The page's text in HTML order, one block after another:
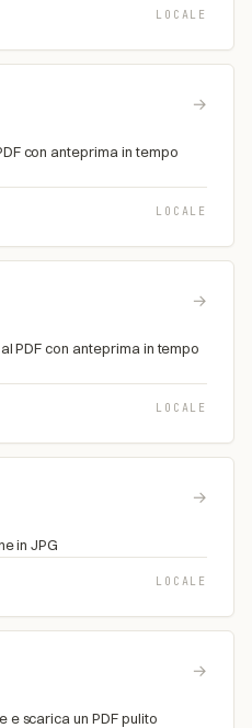
LOCALE
→
con anteprima in tempo
LOCALE
→
PDF con anteprima in tempo
LOCALE
→
in JPG
LOCALE
→
e scarica un PDF pulito